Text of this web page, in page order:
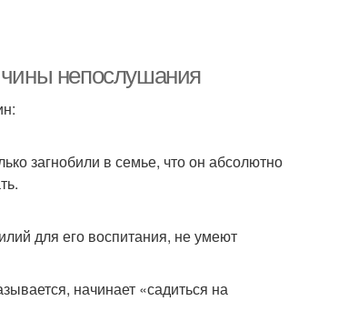
непослушания
загнобили в семье, что он абсолютно
для его воспитания, не умеют
начинает «садиться на